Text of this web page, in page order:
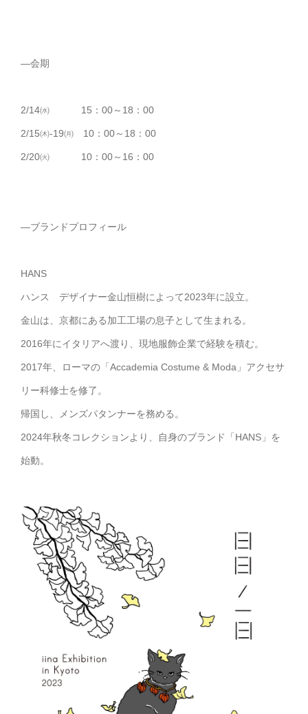
—会期
2/14㈬ 15：00～18：00
2/15㈭-19㈪ 10：00～18：00
2/20㈫ 10：00～16：00
—ブランドプロフィール
HANS
ハンス デザイナー金山恒樹によって2023年に設立。
金山は、京都にある加工工場の息子として生まれる。
2016年にイタリアへ渡り、現地服飾企業で経験を積む。
2017年、ローマの「Accademia Costume & Moda」アクセサ
リー科修士を修了。
帰国し、メンズパタンナーを務める。
2024年秋冬コレクションより、自身のブランド「HANS」を
始動。